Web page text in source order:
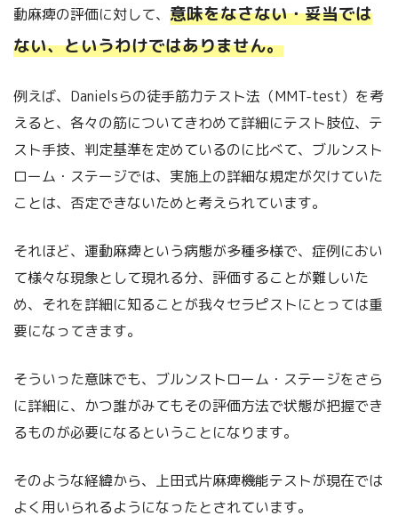
動麻痺の評価に対して、 意味をなさない・妥当では
ない、というわけではありません。
例えば、Danielsらの徒手筋力テスト法（MMT-test）を考
えると、各々の筋についてきわめて詳細にテスト肢位、テ
スト手技、判定基準を定めているのに比べて、ブルンスト
ローム・ステージでは、実施上の詳細な規定が欠けていた
ことは、否定できないためと考えられています。
それほど、運動麻痺という病態が多種多様で、症例におい
て様々な現象として現れる分、評価することが難しいた
め、それを詳細に知ることが我々セラピストにとっては重
要になってきます。
そういった意味でも、ブルンストローム・ステージをさら
に詳細に、かつ誰がみてもその評価方法で状態が把握でき
るものが必要になるということになります。
そのような経緯から、上田式片麻痺機能テストが現在では
よく用いられるようになったとされています。